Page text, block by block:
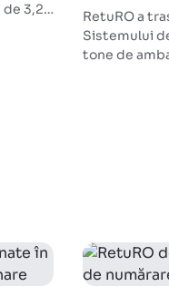
3,2
RetuRO a
Sistemului
tone de